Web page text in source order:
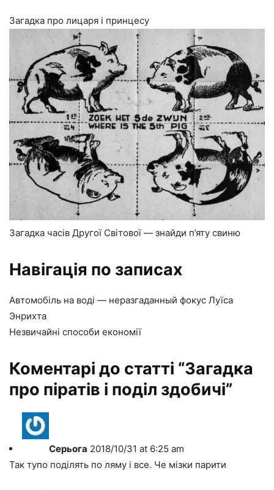
Загадка про лицаря і принцесу
Загадка часів Другої Світової — знайди п’яту свиню
Навігація по записах
Автомобіль на воді — неразгаданный фокус Луїса
Энрихта
Незвичайні способи економії
Коментарі до статті “Загадка
про піратів і поділ здобичі”
Серьога 2018/10/31 at 6:25 am
Так тупо поділять по ляму і все. Че мізки парити